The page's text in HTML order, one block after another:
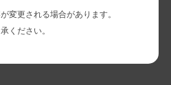
変更される場合があります。
ください。